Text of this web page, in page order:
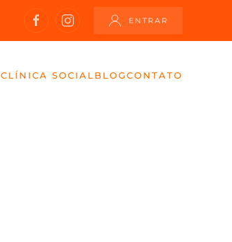
ENTRAR
CLÍNICA SOCIAL BLOGCONTATO